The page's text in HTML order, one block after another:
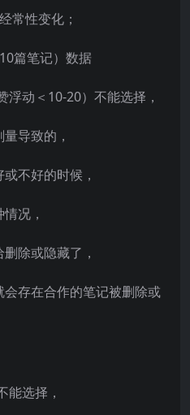
常性变化；
篇笔记）数据
动＜10-20）不能选择，
导致的，
不好的时候，
况，
除或隐藏了，
存在合作的笔记被删除或
能选择，